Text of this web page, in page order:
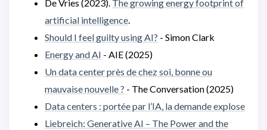
De Vries (2023). The growing energy footprint of
artificial intelligence.
Should I feel guilty using AI? - Simon Clark
Energy and AI - AIE (2025)
Un data center près de chez soi, bonne ou
mauvaise nouvelle ? - The Conversation (2025)
Data centers : portée par l’IA, la demande explose
Liebreich: Generative AI – The Power and the